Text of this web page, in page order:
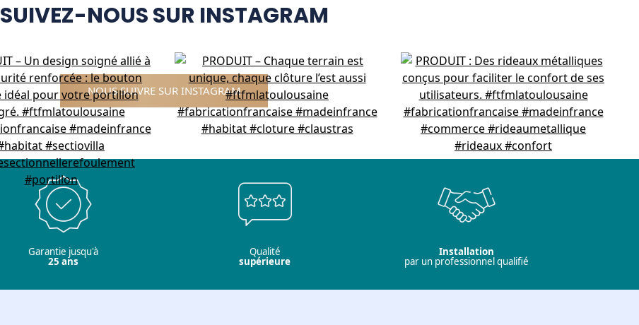
SUIVEZ-NOUS SUR INSTAGRAM
NOUS SUIVRE SUR INSTAGRAM
Garantie jusqu'à
25 ans
Qualité
supérieure
Installation
par un professionnel qualifié